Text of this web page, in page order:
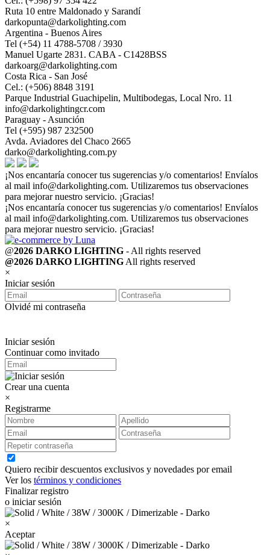
Ruta 10 entre Maldonado y Sarandí
darkopunta@darkolighting.com
Argentina - Buenos Aires
Tel (+54) 11 4788-5708 / 3930
Manuel Ugarte 2831. CABA - C1428BSS
darkoarg@darkolighting.com
Costa Rica - San José
Cel.: (+506) 8848 3191
Parque Industrial Guachipelin, Multibodegas, Local Nro. 11
info@darkolightingcr.com
Paraguay - Asunción
Tel (+595) 987 232500
Avda. Aviadores del Chaco 2665
darko@darkolighting.com.py
¡Nos encantaría conocer tus sugerencias y/o comentarios! Envíalos
al mail info@darkolighting.com. Utilizaremos tus observaciones
para mejorar nuestro servicio. ¡Gracias!
¡Nos encantaría conocer tus sugerencias y/o comentarios! Envíalos
al mail info@darkolighting.com. Utilizaremos tus observaciones
para mejorar nuestro servicio. ¡Gracias!
@2026 DARKO LIGHTING - All rights reserved
@2026 DARKO LIGHTINGAll rights reserved
×
Iniciar sesión
Olvidé mi contraseña
Iniciar sesión
Continuar como invitado
Crear una cuenta
×
Registrarme
Quiero recibir descuentos exclusivos y novedades por email
Ver los términos y condiciones
Finalizar registro
o iniciar sesión
×
Aceptar